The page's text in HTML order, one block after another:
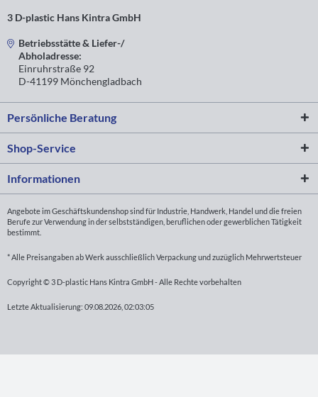
3 D-plastic Hans Kintra GmbH
Betriebsstätte & Liefer-/
Abholadresse:
Einruhrstraße 92
D-41199 Mönchengladbach
Persönliche Beratung
Shop-Service
Informationen
Angebote im Geschäftskundenshop sind für Industrie, Handwerk, Handel und die freien
Berufe zur Verwendung in der selbstständigen, beruflichen oder gewerblichen Tätigkeit
bestimmt.
* Alle Preisangaben ab Werk ausschließlich Verpackung und zuzüglich Mehrwertsteuer
Copyright © 3 D-plastic Hans Kintra GmbH - Alle Rechte vorbehalten
Letzte Aktualisierung: 09.08.2026, 02:03:05